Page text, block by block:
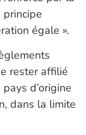
égale ».
rester affilié
d’origine
dans la limite